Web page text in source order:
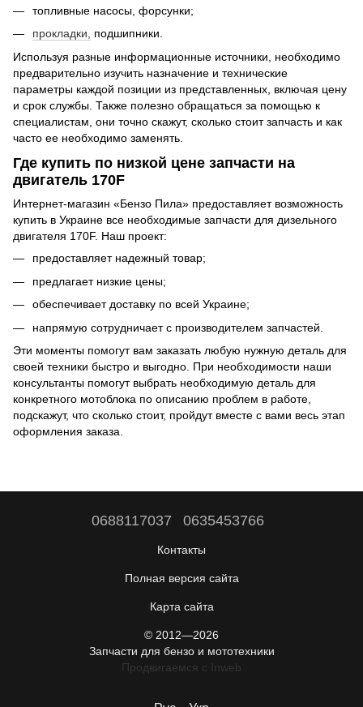
топливные насосы, форсунки;
прокладки, подшипники.
Используя разные информационные источники, необходимо
предварительно изучить назначение и технические
параметры каждой позиции из представленных, включая цену
и срок службы. Также полезно обращаться за помощью к
специалистам, они точно скажут, сколько стоит запчасть и как
часто ее необходимо заменять.
Где купить по низкой цене запчасти на
двигатель 170F
Интернет-магазин «Бензо Пила» предоставляет возможность
купить в Украине все необходимые запчасти для дизельного
двигателя 170F. Наш проект:
предоставляет надежный товар;
предлагает низкие цены;
обеспечивает доставку по всей Украине;
напрямую сотрудничает с производителем запчастей.
Эти моменты помогут вам заказать любую нужную деталь для
своей техники быстро и выгодно. При необходимости наши
консультанты помогут выбрать необходимую деталь для
конкретного мотоблока по описанию проблем в работе,
подскажут, что сколько стоит, пройдут вместе с вами весь этап
оформления заказа.
0688117037 0635453766
Контакты
Полная версия сайта
Карта сайта
© 2012—2026
Запчасти для бензо и мототехники
Продвигаемся c Inweb